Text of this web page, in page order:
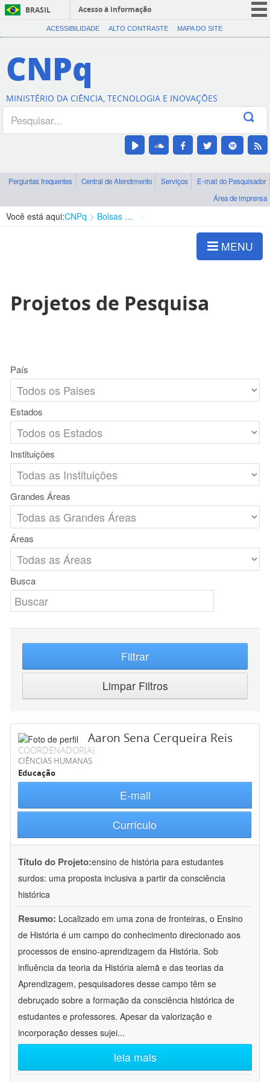
BRASIL
Acesso à informação
CORONAVÍRUS (COVID-19)
Canais
ACESSIBILIDADE ALTO CONTRASTE MAPA DO SITE
CNPq
MINISTÉRIO DA CIÊNCIA, TECNOLOGIA E INOVAÇÕES
Perguntas frequentes Central de Atendimento Serviços
E-mail do Pesquisador
Área de imprensa
Você está aqui:CNPq Bolsas e Auxílios Vigentes
MENU
Projetos de Pesquisa
País
Estados
Instituições
Grandes Áreas
Áreas
Busca
Filtrar
Limpar Filtros
Aaron Sena Cerqueira Reis
COORDENADOR(A)
CIÊNCIAS HUMANAS
Educação
E-mail
Currículo
Título do Projeto:ensino de história para estudantes
surdos: uma proposta inclusiva a partir da consciência
histórica
Resumo: Localizado em uma zona de fronteiras, o Ensino
de História é um campo do conhecimento direcionado aos
processos de ensino-aprendizagem da História. Sob
influência da teoria da História alemã e das teorias da
Aprendizagem, pesquisadores desse campo têm se
debruçado sobre a formação da consciência histórica de
estudantes e professores. Apesar da valorização e
incorporação desses sujei...
leia mais